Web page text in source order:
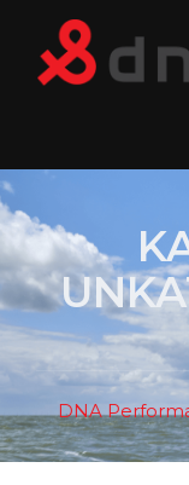
DNA